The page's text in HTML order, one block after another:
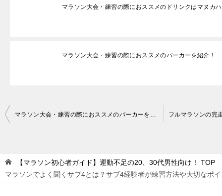
マラソン大会・練習の際におススメのドリンクはマヌカ
マラソン大会・練習の際におススメのパーカーを紹介！
投
ビ
ゲ
【マラソン初心者ガイド】運動不足の20、30代男性向け！
TOP
マラソンでよく聞くサブ4とは？サブ4経験者が練習方法や大切なポ